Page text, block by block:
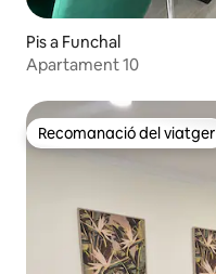
Pis a Funchal
Apartament 10
Recomanació del viatger
Recomanació del viatger